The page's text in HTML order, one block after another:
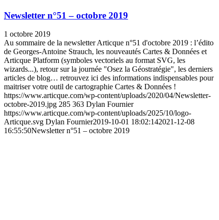
Newsletter n°51 – octobre 2019
1 octobre 2019
Au sommaire de la newsletter Articque n°51 d'octobre 2019 : l’édito
de Georges-Antoine Strauch, les nouveautés Cartes & Données et
Articque Platform (symboles vectoriels au format SVG, les
wizards...), retour sur la journée "Osez la Géostratégie", les derniers
articles de blog… retrouvez ici des informations indispensables pour
maitriser votre outil de cartographie Cartes & Données !
https://www.articque.com/wp-content/uploads/2020/04/Newsletter-
octobre-2019.jpg 285 363 Dylan Fournier
https://www.articque.com/wp-content/uploads/2025/10/logo-
Articque.svg Dylan Fournier2019-10-01 18:02:142021-12-08
16:55:50Newsletter n°51 – octobre 2019